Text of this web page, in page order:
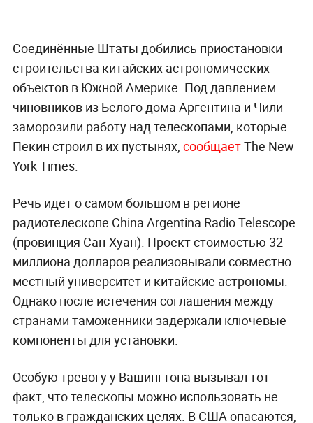
Соединённые Штаты добились приостановки
строительства китайских астрономических
объектов в Южной Америке. Под давлением
чиновников из Белого дома Аргентина и Чили
заморозили работу над телескопами, которые
Пекин строил в их пустынях, сообщаетThe New
York Times.
Речь идёт о самом большом в регионе
радиотелескопе China Argentina Radio Telescope
(провинция Сан-Хуан). Проект стоимостью 32
миллиона долларов реализовывали совместно
местный университет и китайские астрономы.
Однако после истечения соглашения между
странами таможенники задержали ключевые
компоненты для установки.
Особую тревогу у Вашингтона вызывал тот
факт, что телескопы можно использовать не
только в гражданских целях. В США опасаются,